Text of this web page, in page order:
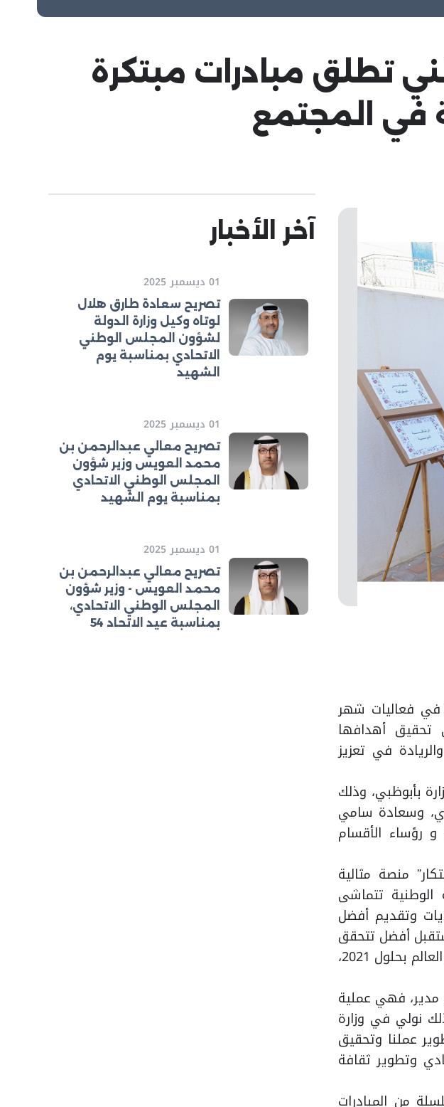
تطلق مبادرات مبتكرة
في المجتمع
في فعاليات شهر
تحقيق أهدافها
في تعزيز
بأبوظبي، وذلك
وسعادة سامي
رؤساء الأقسام
منصة مثالية
الوطنية تتماشى
وتقديم أفضل
أفضل تتحقق
فيه تطلعات قيادتنا الرشيدة وطموحات شعبنا في أن تكون دولتنا من بين أفضل دول العالم بحلول 2021،
مدير، فهي عملية
نولي في وزارة
عملنا وتحقيق
وتطوير ثقافة
من المبادرات
آخر الأخبار
01 ديسمبر 2025
تصريح سعادة طارق هلال
لوتاه وكيل وزارة الدولة
لشؤون المجلس الوطني
الاتحادي بمناسبة يوم
الشهيد
01 ديسمبر 2025
تصريح معالي عبدالرحمن بن
محمد العويس وزير شؤون
المجلس الوطني الاتحادي
بمناسبة يوم الشهيد
01 ديسمبر 2025
تصريح معالي عبدالرحمن بن
محمد العويس - وزير شؤون
المجلس الوطني الاتحادي،
بمناسبة عيد الاتحاد 54